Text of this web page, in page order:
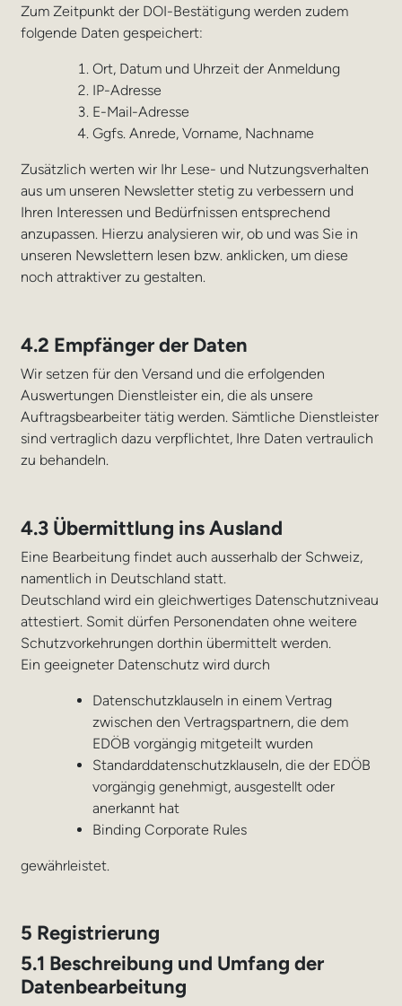
Zum Zeitpunkt der DOI-Bestätigung werden zudem
folgende Daten gespeichert:
Ort, Datum und Uhrzeit der Anmeldung
IP-Adresse
E-Mail-Adresse
Ggfs. Anrede, Vorname, Nachname
Zusätzlich werten wir Ihr Lese- und Nutzungsverhalten
aus um unseren Newsletter stetig zu verbessern und
Ihren Interessen und Bedürfnissen entsprechend
anzupassen. Hierzu analysieren wir, ob und was Sie in
unseren Newslettern lesen bzw. anklicken, um diese
noch attraktiver zu gestalten.
4.2 Empfänger der Daten
Wir setzen für den Versand und die erfolgenden
Auswertungen Dienstleister ein, die als unsere
Auftragsbearbeiter tätig werden. Sämtliche Dienstleister
sind vertraglich dazu verpflichtet, Ihre Daten vertraulich
zu behandeln.
4.3 Übermittlung ins Ausland
Eine Bearbeitung findet auch ausserhalb der Schweiz,
namentlich in Deutschland statt.
Deutschland wird ein gleichwertiges Datenschutzniveau
attestiert. Somit dürfen Personendaten ohne weitere
Schutzvorkehrungen dorthin übermittelt werden.
Ein geeigneter Datenschutz wird durch
Datenschutzklauseln in einem Vertrag
zwischen den Vertragspartnern, die dem
EDÖB vorgängig mitgeteilt wurden
Standarddatenschutzklauseln, die der EDÖB
vorgängig genehmigt, ausgestellt oder
anerkannt hat
Binding Corporate Rules
gewährleistet.
5 Registrierung
5.1 Beschreibung und Umfang der
Datenbearbeitung